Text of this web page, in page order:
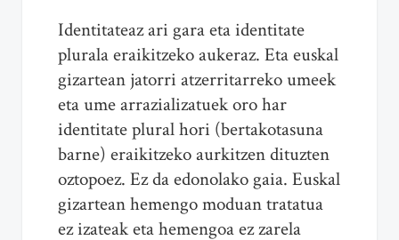
Identitateaz ari gara eta identitate
plurala eraikitzeko aukeraz. Eta euskal
gizartean jatorri atzerritarreko umeek
eta ume arrazializatuek oro har
identitate plural hori (bertakotasuna
barne) eraikitzeko aurkitzen dituzten
oztopoez. Ez da edonolako gaia. Euskal
gizartean hemengo moduan tratatua
ez izateak eta hemengoa ez zarela